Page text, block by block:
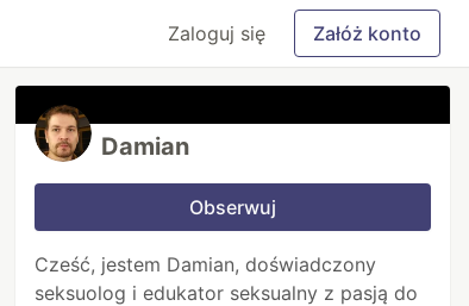
Zaloguj się Załóż konto
Damian
Obserwuj
Cześć, jestem Damian, doświadczony
seksuolog i edukator seksualny z pasją do